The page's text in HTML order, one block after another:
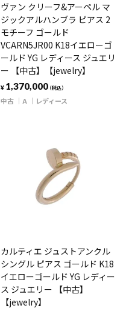
ヴァン クリーフ&アーペル マ
ジックアルハンブラ ピアス 2
モチーフ ゴールド
VCARN5JR00 K18イエローゴ
ールド YG レディース ジュエリ
ー 【中古】【jewelry】
¥ 1,370,000（税込）
中古 A レディース
カルティエ ジュストアンクル
シングル ピアス ゴールド K18
イエローゴールド YG レディー
ス ジュエリー 【中古】
【jewelry】